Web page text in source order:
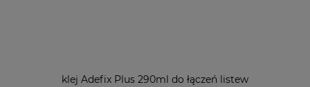
klej Adefix Plus 290ml do łączeń listew